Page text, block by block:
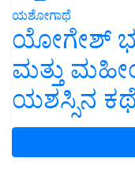
ಯಶೋಗಾಥೆ
ಯೋಗೇಶ್
ಮತ್ತು
ಯಶಸ್ಸಿನ